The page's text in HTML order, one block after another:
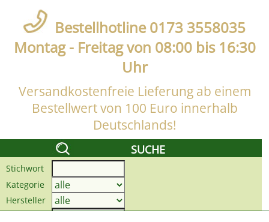
Bestellhotline 0173 3558035
Montag - Freitag von 08:00 bis 16:30
Uhr
Versandkostenfreie Lieferung ab einem
Bestellwert von 100 Euro innerhalb
Deutschlands!
SUCHE
Stichwort
Kategorie
Hersteller